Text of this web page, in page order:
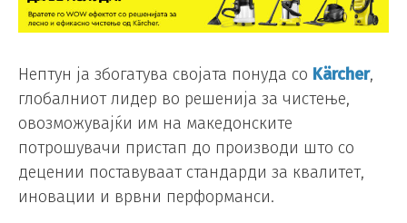
Нептун ја збогатува својата понуда со Kärcher,
глобалниот лидер во решенија за чистење,
овозможувајќи им на македонските
потрошувачи пристап до производи што со
децении поставуваат стандарди за квалитет,
иновации и врвни перформанси.